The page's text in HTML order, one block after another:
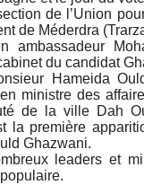
de l’Union
de Méderdra
ambassadeur
du candidat
Hameida
ministre des
de la ville Dah
la première
Ghazwani.
leaders et